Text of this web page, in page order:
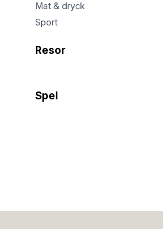
Mat & dryck
Sport
Resor
Spel